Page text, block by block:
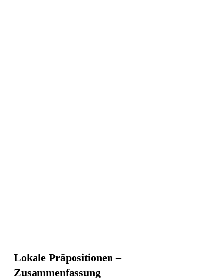
Lokale Präpositionen –
Zusammenfassung